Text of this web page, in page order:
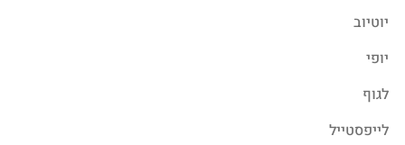
יוטיוב
יופי
לגוף
לייפסטייל